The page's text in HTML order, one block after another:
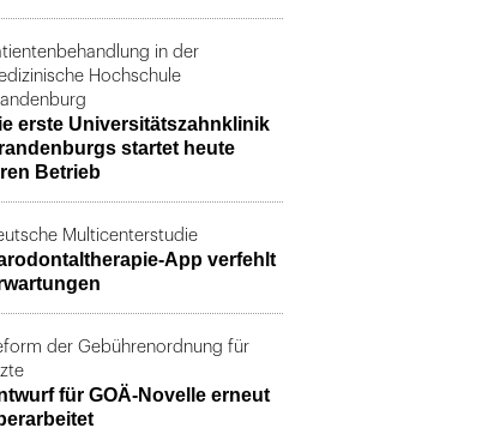
in der
Hochschule
erste Universitätszahnklinik
startet heute
Betrieb
Multicenterstudie
App verfehlt
der Gebührenordnung für
für GOÄ-Novelle erneut